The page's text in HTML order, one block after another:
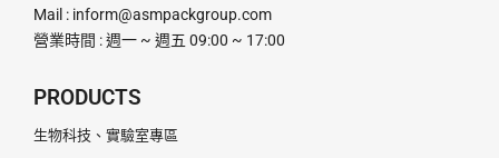
連續式封口機 釘盒機
Mail : inform@asmpackgroup.com
營業時間 : 週一 ~ 週五 09:00 ~ 17:00
PRODUCTS
生物科技、實驗室專區